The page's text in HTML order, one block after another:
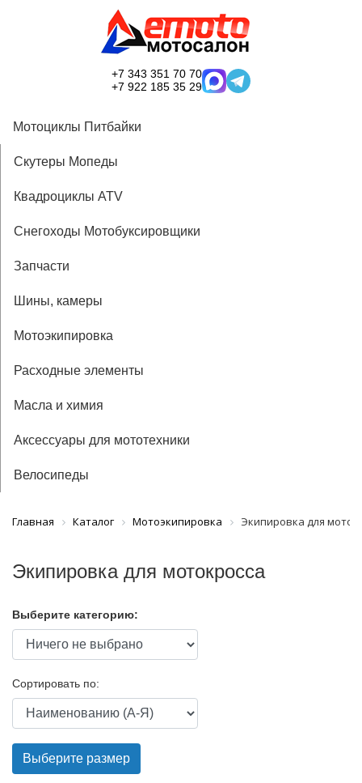
+7 343 351 70 70
+7 922 185 35 29
Мотоциклы Питбайки
Скутеры Мопеды
Квадроциклы ATV
Снегоходы Мотобуксировщики
Запчасти
Шины, камеры
Мотоэкипировка
Расходные элементы
Масла и химия
Аксессуары для мототехники
Велосипеды
Главная Каталог Мотоэкипировка Экипировка для
Экипировка для мотокросса
Выберите категорию:
Сортировать по:
Выберите размер